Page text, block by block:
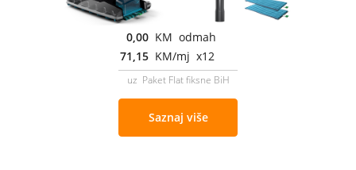
0,00 KM odmah
71,15 KM/mj x12
uz Paket Flat fiksne BiH
Saznaj više